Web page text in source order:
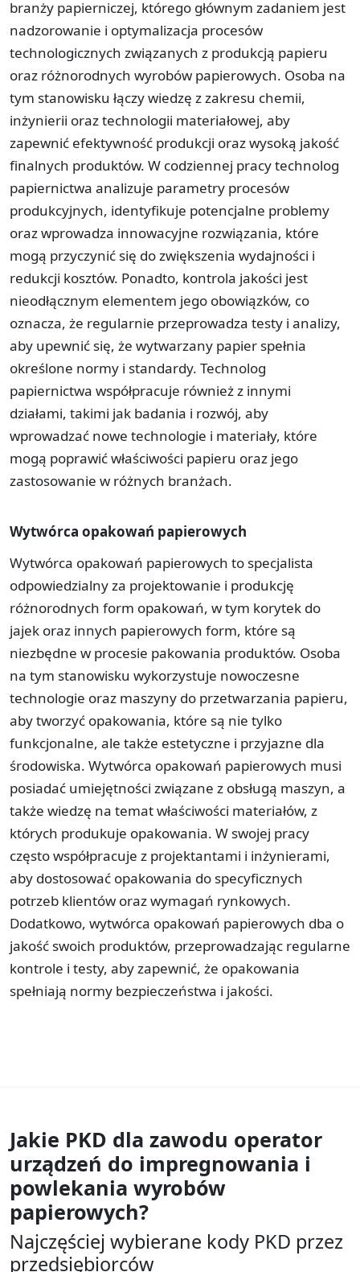
branży papierniczej, którego głównym zadaniem jest
nadzorowanie i optymalizacja procesów
technologicznych związanych z produkcją papieru
oraz różnorodnych wyrobów papierowych. Osoba na
tym stanowisku łączy wiedzę z zakresu chemii,
inżynierii oraz technologii materiałowej, aby
zapewnić efektywność produkcji oraz wysoką jakość
finalnych produktów. W codziennej pracy technolog
papiernictwa analizuje parametry procesów
produkcyjnych, identyfikuje potencjalne problemy
oraz wprowadza innowacyjne rozwiązania, które
mogą przyczynić się do zwiększenia wydajności i
redukcji kosztów. Ponadto, kontrola jakości jest
nieodłącznym elementem jego obowiązków, co
oznacza, że regularnie przeprowadza testy i analizy,
aby upewnić się, że wytwarzany papier spełnia
określone normy i standardy. Technolog
papiernictwa współpracuje również z innymi
działami, takimi jak badania i rozwój, aby
wprowadzać nowe technologie i materiały, które
mogą poprawić właściwości papieru oraz jego
zastosowanie w różnych branżach.
Wytwórca opakowań papierowych
Wytwórca opakowań papierowych to specjalista
odpowiedzialny za projektowanie i produkcję
różnorodnych form opakowań, w tym korytek do
jajek oraz innych papierowych form, które są
niezbędne w procesie pakowania produktów. Osoba
na tym stanowisku wykorzystuje nowoczesne
technologie oraz maszyny do przetwarzania papieru,
aby tworzyć opakowania, które są nie tylko
funkcjonalne, ale także estetyczne i przyjazne dla
środowiska. Wytwórca opakowań papierowych musi
posiadać umiejętności związane z obsługą maszyn, a
także wiedzę na temat właściwości materiałów, z
których produkuje opakowania. W swojej pracy
często współpracuje z projektantami i inżynierami,
aby dostosować opakowania do specyficznych
potrzeb klientów oraz wymagań rynkowych.
Dodatkowo, wytwórca opakowań papierowych dba o
jakość swoich produktów, przeprowadzając regularne
kontrole i testy, aby zapewnić, że opakowania
spełniają normy bezpieczeństwa i jakości.
Jakie PKD dla zawodu operator
urządzeń do impregnowania i
powlekania wyrobów
papierowych?
Najczęściej wybierane kody PKD przez
przedsiębiorców